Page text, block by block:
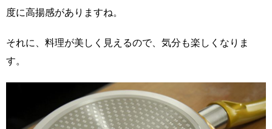
度に高揚感がありますね。
それに、料理が美しく見えるので、気分も楽しくなりま
す。